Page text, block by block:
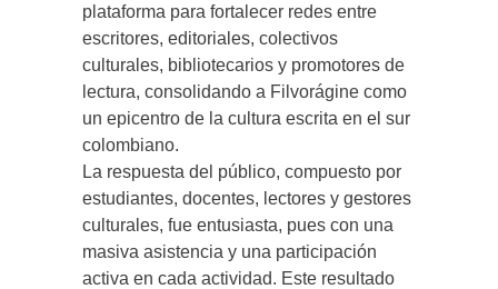
plataforma para fortalecer redes entre
escritores, editoriales, colectivos
culturales, bibliotecarios y promotores de
lectura, consolidando a Filvorágine como
un epicentro de la cultura escrita en el sur
colombiano.
La respuesta del público, compuesto por
estudiantes, docentes, lectores y gestores
culturales, fue entusiasta, pues con una
masiva asistencia y una participación
activa en cada actividad. Este resultado